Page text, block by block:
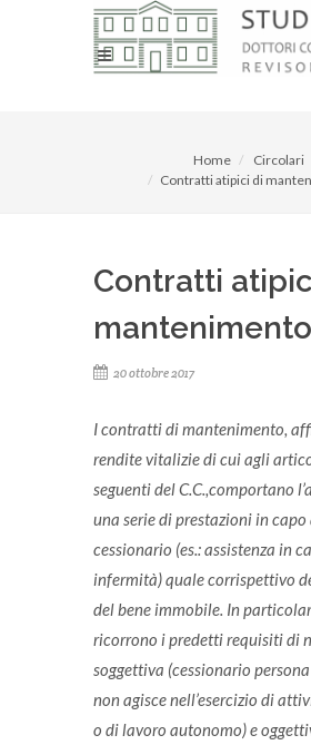
Home
Circolari
Contratti atipici di
Contratti
mantenimento
20 ottobre 2017
I contratti di mantenimento,
rendite vitalizie di cui agli
seguenti del C.C.,comportano
una serie di prestazioni in capo
cessionario (es.: assistenza in
infermità) quale corrispettivo
del bene immobile. In
ricorrono i predetti requisiti di
soggettiva (cessionario
non agisce nell’esercizio di
o di lavoro autonomo) e